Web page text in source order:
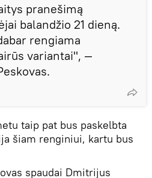
pranešimą
balandžio 21 dieną.
rengiama
variantai", —
taip pat bus paskelbta
šiam renginiui, kartu bus
spaudai Dmitrijus